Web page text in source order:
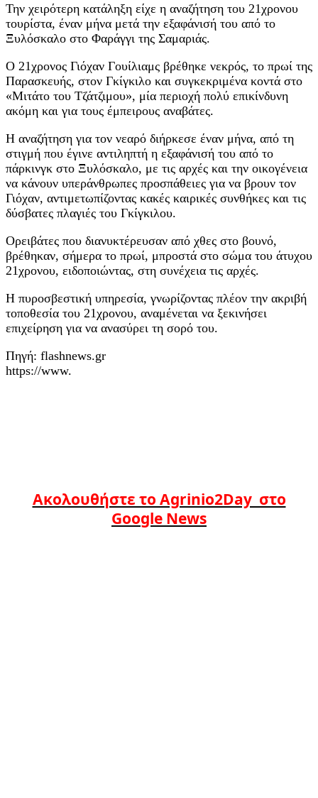
Την χειρότερη κατάληξη είχε η αναζήτηση του 21χρονου
τουρίστα, έναν μήνα μετά την εξαφάνισή του από το
Ξυλόσκαλο στο Φαράγγι της Σαμαριάς.
Ο 21χρονος Γιόχαν Γουίλιαμς βρέθηκε νεκρός, το πρωί της
Παρασκευής, στον Γκίγκιλο και συγκεκριμένα κοντά στο
«Μιτάτο του Τζάτζιμου», μία περιοχή πολύ επικίνδυνη
ακόμη και για τους έμπειρους αναβάτες.
Η αναζήτηση για τον νεαρό διήρκεσε έναν μήνα, από τη
στιγμή που έγινε αντιληπτή η εξαφάνισή του από το
πάρκινγκ στο Ξυλόσκαλο, με τις αρχές και την οικογένεια
να κάνουν υπεράνθρωπες προσπάθειες για να βρουν τον
Γιόχαν, αντιμετωπίζοντας κακές καιρικές συνθήκες και τις
δύσβατες πλαγιές του Γκίγκιλου.
Ορειβάτες που διανυκτέρευσαν από χθες στο βουνό,
βρέθηκαν, σήμερα το πρωί, μπροστά στο σώμα του άτυχου
21χρονου, ειδοποιώντας, στη συνέχεια τις αρχές.
Η πυροσβεστική υπηρεσία, γνωρίζοντας πλέον την ακριβή
τοποθεσία του 21χρονου, αναμένεται να ξεκινήσει
επιχείρηση για να ανασύρει τη σορό του.
Πηγή: flashnews.gr
https://www.
Ακολουθήστε το Agrinio2Day στο
Google News